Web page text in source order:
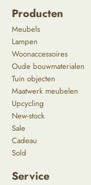
Producten
Meubels
Lampen
Woonaccessoires
Oude bouwmaterialen
Tuin objecten
Maatwerk meubelen
Upcycling
New-stock
Sale
Cadeau
Sold
Service